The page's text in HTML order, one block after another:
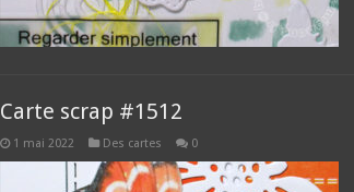
Carte scrap #1512
1 mai 2022 Des cartes 0